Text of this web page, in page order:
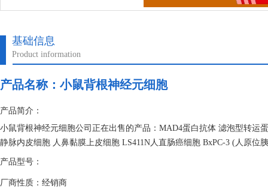
基础信息
Product information
产品名称： 小鼠背根神经元细胞
产品简介：
小鼠背根神经元细胞公司正在出售的产品：MAD4蛋白抗体 滤泡型转
静脉内皮细胞 人鼻黏膜上皮细胞 LS411N人直肠癌细胞 BxPC-3 (人原位
产品型号：
厂商性质：经销商